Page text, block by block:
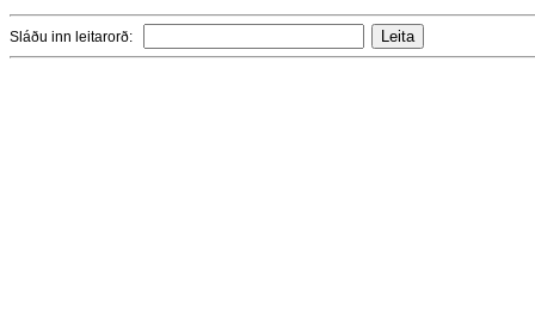
Sláðu inn leitarorð: